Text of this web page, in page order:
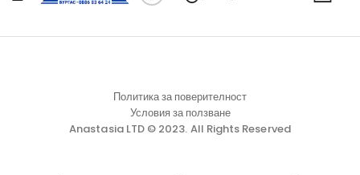
Политика за поверителност
Условия за ползване
Anastasia LTD © 2023. All Rights Reserved